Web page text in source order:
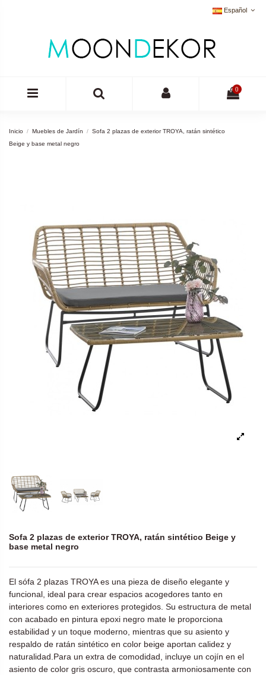
Español
0
Inicio Muebles de Jardín
Sofa 2 plazas de exterior TROYA, ratán sintético
Beige y base metal negro
Sofa 2 plazas de exterior TROYA, ratán sintético Beige y
base metal negro
El sófa 2 plazas TROYA es una pieza de diseño elegante y
funcional, ideal para crear espacios acogedores tanto en
interiores como en exteriores protegidos. Su estructura de metal
con acabado en pintura epoxi negro mate le proporciona
estabilidad y un toque moderno, mientras que su asiento y
respaldo de ratán sintético en color beige aportan calidez y
naturalidad.Para un extra de comodidad, incluye un cojín en el
asiento de color gris oscuro, que contrasta armoniosamente con